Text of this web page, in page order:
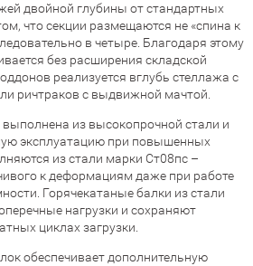
двойной глубины от стандартных
что секции размещаются не «спина к
в четыре. Благодаря этому
без расширения складской
реализуется вглубь стеллажа с
ричтраков с выдвижной мачтой.
из высокопрочной стали и
эксплуатацию при повышенных
из стали марки Ст08пс –
к деформациям даже при работе
Горячекатаные балки из стали
нагрузки и сохраняют
циклаx загрузки.
обеспечивает дополнительную